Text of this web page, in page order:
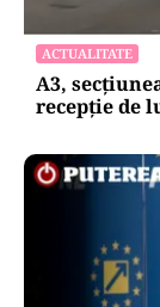
ACTUALITATE
A3,
recepție de